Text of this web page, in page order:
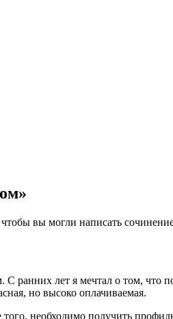
вы могли написать
ранних лет я мечтал о том, что
но высоко оплачиваемая.
необходимо получить